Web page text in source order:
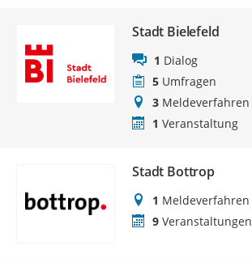
Stadt Bielefeld
1 Dialog
5 Umfragen
3 Meldeverfahren
1 Veranstaltung
Stadt Bottrop
1 Meldeverfahren
9 Veranstaltungen